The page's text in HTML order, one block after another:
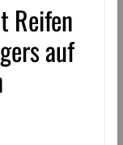
Reifen
auf